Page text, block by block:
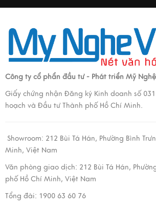
Công ty cổ phẩn đầu tư - Phát triển Mỹ
Giấy chứng nhận Đăng ký Kinh doanh số
hoạch và Đầu tư Thành phố Hồ Chí Minh.
Showroom: 212 Bùi Tá Hán, Phường Bình
Minh, Việt Nam
Văn phòng giao dịch: 212 Bùi Tá Hán,
phố Hồ Chí Minh, Việt Nam
Tổng đài: 1900 63 60 76